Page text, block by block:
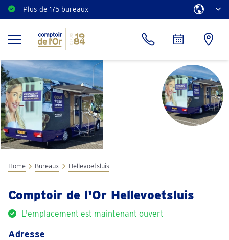
Plus de 175 bureaux
Home Bureaux Hellevoetsluis
Comptoir de l'Or Hellevoetsluis
L'emplacement est maintenant ouvert
Adresse